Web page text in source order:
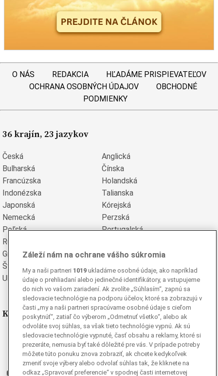
O NÁS REDAKCIA
HĽADÁME PRISPIEVATEĽOV
OCHRANA OSOBNÝCH ÚDAJOV
OBCHODNÉ
PODMIENKY
36 krajín, 23 jazykov
Česká
Anglická
Bulharská
Čínska
Francúzska
Holandská
Indonézska
Talianska
Japonská
Kórejská
Nemecká
Perzská
Poľská
Portugalská
Rumunská
Grécka
Španielska
Švédska
Turecká
Ukrajinská
Vietnamská
Kde nás nájdete
Facebook
Instagram
Ganjing
Youtube
Záleží nám na ochrane vášho súkromia
My a naši partneri 1019 ukladáme osobné údaje, ako napríklad
údaje o prehliadaní alebo jedinečné identifikátory, a vstupujeme
do nich vo vašom zariadení. Ak zvolíte „Súhlasím“, zapnú sa
sledovacie technológie na podporu účelov, ktoré sa zobrazujú v
časti „my a naši partneri spracúvame osobné údaje s cieľom
poskytnúť“, zatiaľ čo výberom „Odmetnuť všetko“, alebo ak
odvoláte svoj súhlas, sa však tieto technológie vypnú. Ak sú
sledovacie technológie vypnuté, časť obsahu a reklamy, ktoré si
prezeráte, nemusia byť také dôležité pre vás. V prípade potreby
môžete túto ponuku znova zobraziť, ak chcete kedykoľvek
zmeniť svoje výbery alebo odvolať súhlas tak, že kliknete na
odkaz „Spravovať preferencie“ v spodnej časti internetovej